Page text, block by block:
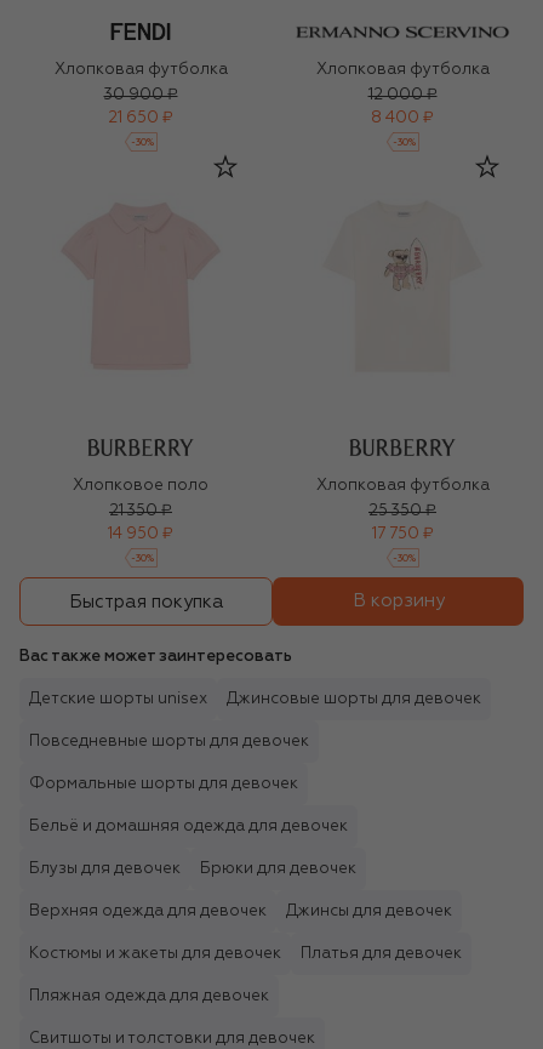
Хлопковая футболка
30 900 ₽
21 650 ₽
-30%
Хлопковая футболка
12 000 ₽
8 400 ₽
-30%
Хлопковое поло
21 350 ₽
14 950 ₽
-30%
Хлопковая футболка
25 350 ₽
17 750 ₽
-30%
Быстрая покупка В корзину
Вас также может заинтересовать
Детские шорты unisex Джинсовые шорты для девочек
Повседневные шорты для девочек
Формальные шорты для девочек
Бельё и домашняя одежда для девочек
Блузы для девочек Брюки для девочек
Верхняя одежда для девочек Джинсы для девочек
Костюмы и жакеты для девочек Платья для девочек
Пляжная одежда для девочек
Свитшоты и толстовки для девочек